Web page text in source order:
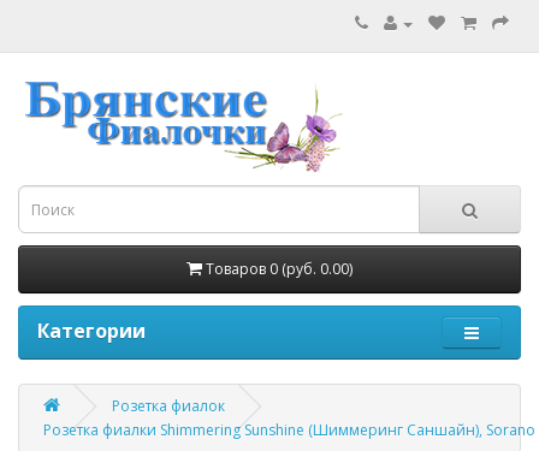
Товаров 0 (руб. 0.00)
Категории
Розетка фиалок
Розетка фиалки Shimmering Sunshine (Шиммеринг Саншайн), Sorano